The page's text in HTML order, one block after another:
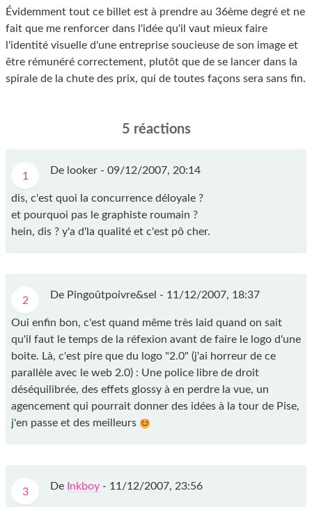
Évidemment tout ce billet est à prendre au 36ème degré et ne
fait que me renforcer dans l'idée qu'il vaut mieux faire
l'identité visuelle d'une entreprise soucieuse de son image et
être rémunéré correctement, plutôt que de se lancer dans la
spirale de la chute des prix, qui de toutes façons sera sans fin.
5 réactions
1 De looker - 09/12/2007, 20:14
dis, c'est quoi la concurrence déloyale ?
et pourquoi pas le graphiste roumain ?
hein, dis ? y'a d'la qualité et c'est pô cher.
2 De Pingoûtpoivre&sel - 11/12/2007, 18:37
Oui enfin bon, c'est quand même très laid quand on sait
qu'il faut le temps de la réfexion avant de faire le logo d'une
boite. Là, c'est pire que du logo "2.0" (j'ai horreur de ce
parallèle avec le web 2.0) : Une police libre de droit
déséquilibrée, des effets glossy à en perdre la vue, un
agencement qui pourrait donner des idées à la tour de Pise,
j'en passe et des meilleurs
3 De Inkboy - 11/12/2007, 23:56